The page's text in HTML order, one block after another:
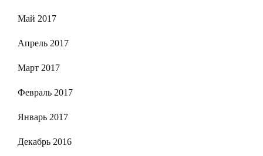
Май 2017
Апрель 2017
Март 2017
Февраль 2017
Январь 2017
Декабрь 2016